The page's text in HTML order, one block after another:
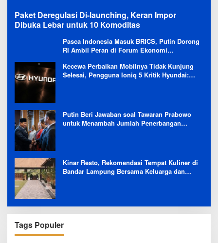
Paket Deregulasi Di-launching, Keran Impor
Dibuka Lebar untuk 10 Komoditas
Pasca Indonesia Masuk BRICS, Putin Dorong
RI Ambil Peran di Forum Ekonomi
Kecewa Perbaikan Mobilnya Tidak Kunjung
Selesai, Pengguna Ioniq 5 Kritik Hyundai:
Putin Beri Jawaban soal Tawaran Prabowo
untuk Menambah Jumlah Penerbangan
Kinar Resto, Rekomendasi Tempat Kuliner di
Bandar Lampung Bersama Keluarga dan
Tags Populer